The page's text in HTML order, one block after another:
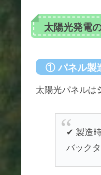
太陽光発電
① パネル製
太陽光パネルは
✔ 製造
バックタ